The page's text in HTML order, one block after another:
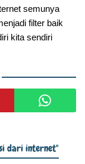
semunya
filter baik
kita sendiri
dari internet"